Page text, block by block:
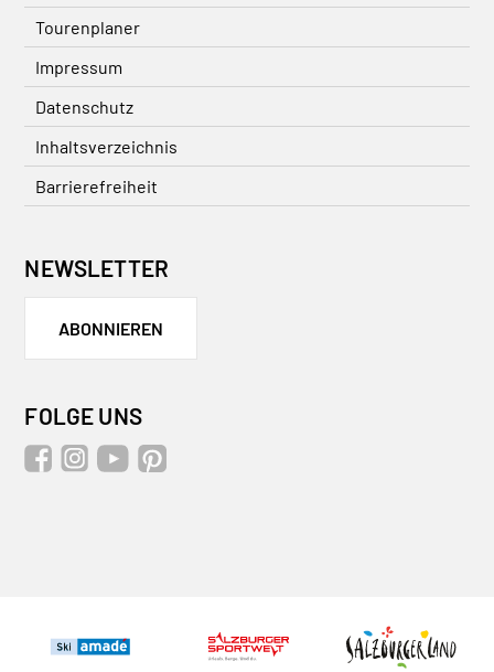
Tourenplaner
Impressum
Datenschutz
Inhaltsverzeichnis
Barrierefreiheit
NEWSLETTER
ABONNIEREN
FOLGE UNS